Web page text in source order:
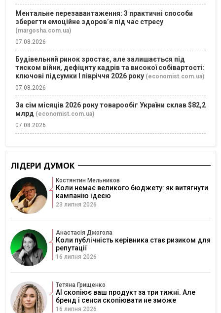
Ментальне перезавантаження: 3 практичні способи
зберегти емоційне здоров’я під час стресу
(margosha.com.ua)
07.08.2026
Будівельний ринок зростає, але залишається під
тиском війни, дефіциту кадрів та високої собівартості:
ключові підсумки І півріччя 2026 року (economist.com.ua)
07.08.2026
За сім місяців 2026 року товарообіг України склав $82,2
млрд (economist.com.ua)
07.08.2026
ЛІДЕРИ ДУМОК
Костянтин Мельников
Коли немає великого бюджету: як витягнути
кампанію ідеєю
23 липня 2026
Анастасія Джогола
Коли публічність керівника стає ризиком для
репутації
16 липня 2026
Тетяна Грищенко
AI скопіює ваш продукт за три тижні. Але
бренд і сенси скопіювати не зможе
16 липня 2026